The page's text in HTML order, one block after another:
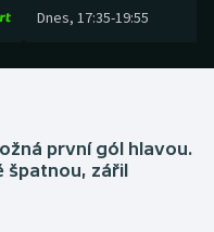
Dnes, 17:35-19:55
první gól hlavou.
špatnou, zářil